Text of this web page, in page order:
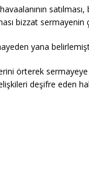
bizzat sermayenin
yana
örterek
deşifre eden